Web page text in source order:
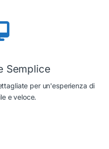
Semplice
per un'esperienza di
e veloce.